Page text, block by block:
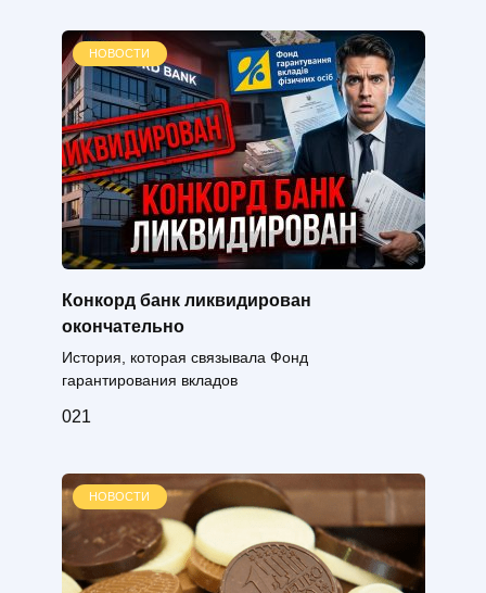
НОВОСТИ
Конкорд банк ликвидирован
окончательно
История, которая связывала Фонд
гарантирования вкладов
021
НОВОСТИ